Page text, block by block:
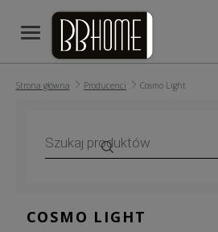
Strona główna Producenci Cosmo Light
produktów
COSMO LIGHT